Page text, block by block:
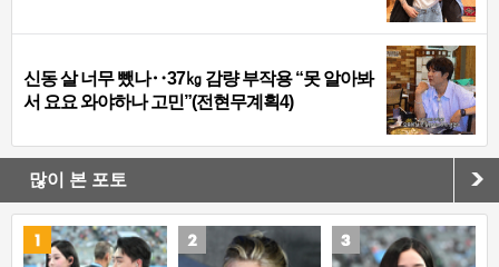
신동 살 너무 뺐나‥37㎏ 감량 부작용 “못 알아봐
서 요요 와야하나 고민”(전현무계획4)
많이 본 포토